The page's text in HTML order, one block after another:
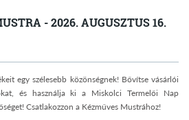
- 2026. AUGUSZTUS 16.
egy szélesebb közönségnek! Bővítse vásárlói
és használja ki a Miskolci Termelői Nap
Csatlakozzon a Kézműves Mustrához!